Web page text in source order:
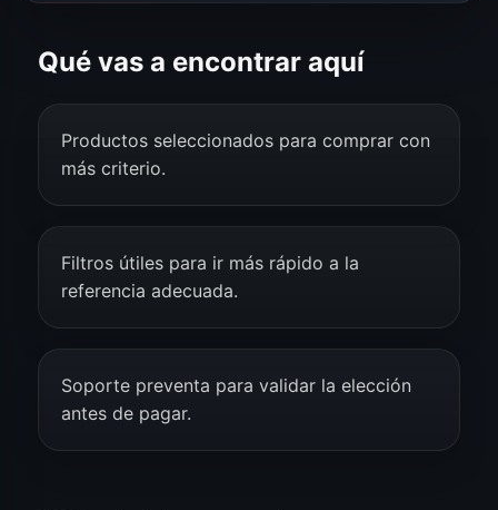
Qué vas a encontrar aquí
Productos seleccionados para comprar con
más criterio.
Filtros útiles para ir más rápido a la
referencia adecuada.
Soporte preventa para validar la elección
antes de pagar.